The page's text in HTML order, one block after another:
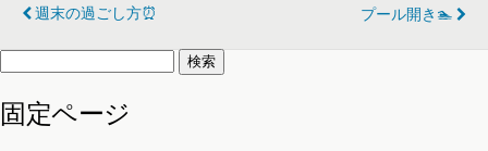
週末の過ごし方⏰
プール開き🏊
検
固定ページ